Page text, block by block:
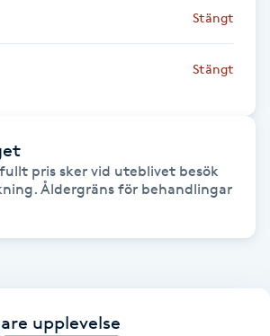
Stängt
Stängt
pris sker vid uteblivet besök
Åldergräns för behandlingar
upplevelse